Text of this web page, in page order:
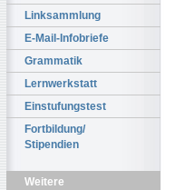
Linksammlung
E-Mail-Infobriefe
Grammatik
Lernwerkstatt
Einstufungstest
Fortbildung/
Stipendien
Weitere